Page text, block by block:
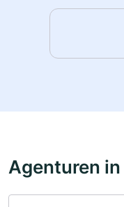
Agenturen